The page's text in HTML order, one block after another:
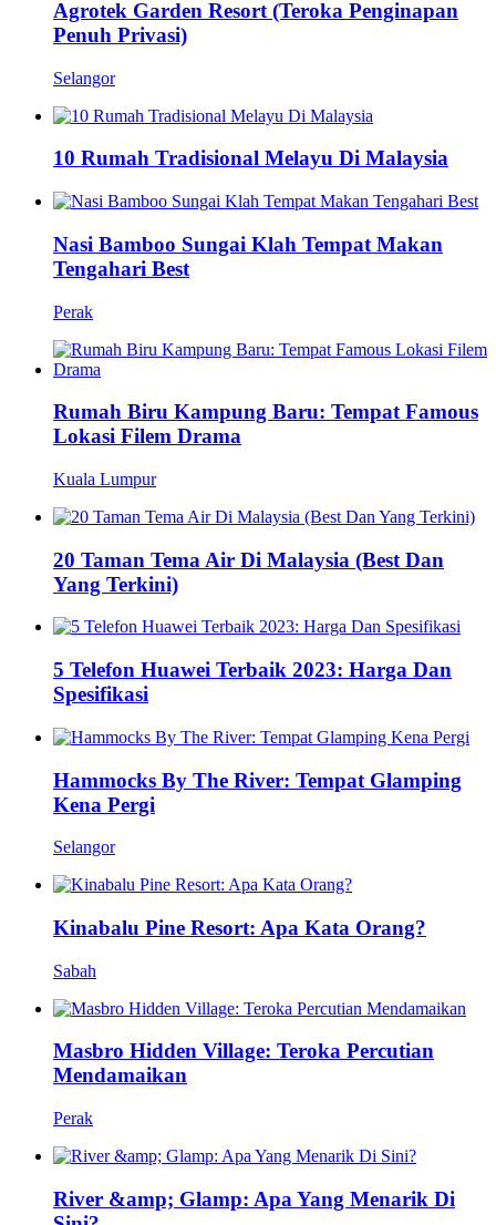
Agrotek Garden Resort (Teroka Penginapan
Penuh Privasi)
Selangor
10 Rumah Tradisional Melayu Di Malaysia
Nasi Bamboo Sungai Klah Tempat Makan
Tengahari Best
Perak
Rumah Biru Kampung Baru: Tempat Famous
Lokasi Filem Drama
Kuala Lumpur
20 Taman Tema Air Di Malaysia (Best Dan
Yang Terkini)
5 Telefon Huawei Terbaik 2023: Harga Dan
Spesifikasi
Hammocks By The River: Tempat Glamping
Kena Pergi
Selangor
Kinabalu Pine Resort: Apa Kata Orang?
Sabah
Masbro Hidden Village: Teroka Percutian
Mendamaikan
Perak
River &amp; Glamp: Apa Yang Menarik Di